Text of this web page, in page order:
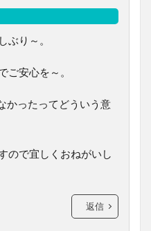
ぶり～。
ご安心を～。
かったってどういう意
ので宜しくおねがいし
返信